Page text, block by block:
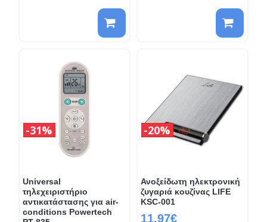
Universal
τηλεχειριστήριο
αντικατάστασης για air-
conditions Powertech
31%
Ανοξείδωτη ηλεκτρονική
ζυγαριά κουζίνας LIFE
KSC-001
11.97€
20%